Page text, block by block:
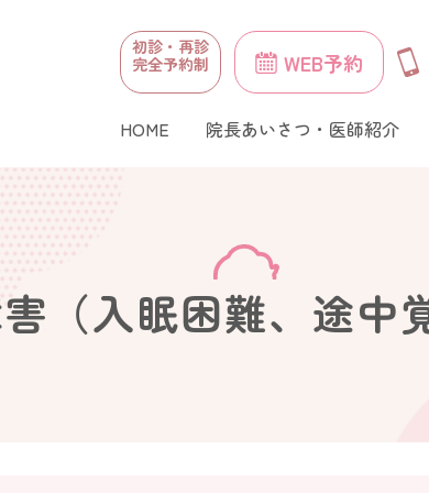
初診・再診
完全予約制
WEB予約
HOME 院長あいさつ・医師紹介
（入眠困難、途中